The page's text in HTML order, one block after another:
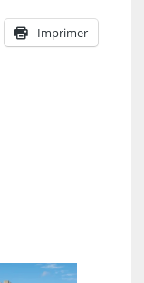
Imprimer